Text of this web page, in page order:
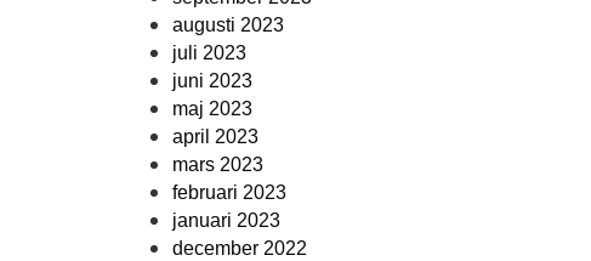
augusti 2023
juli 2023
juni 2023
maj 2023
april 2023
mars 2023
februari 2023
januari 2023
december 2022